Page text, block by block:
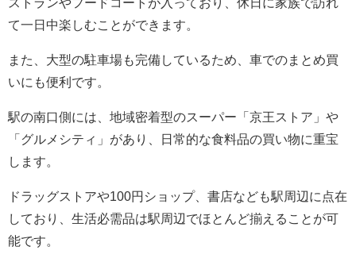
て一日中楽しむことができます。
また、大型の駐車場も完備しているため、車でのまとめ買
いにも便利です。
駅の南口側には、地域密着型のスーパー「京王ストア」や
「グルメシティ」があり、日常的な食料品の買い物に重宝
します。
ドラッグストアや100円ショップ、書店なども駅周辺に点在
しており、生活必需品は駅周辺でほとんど揃えることが可
能です。